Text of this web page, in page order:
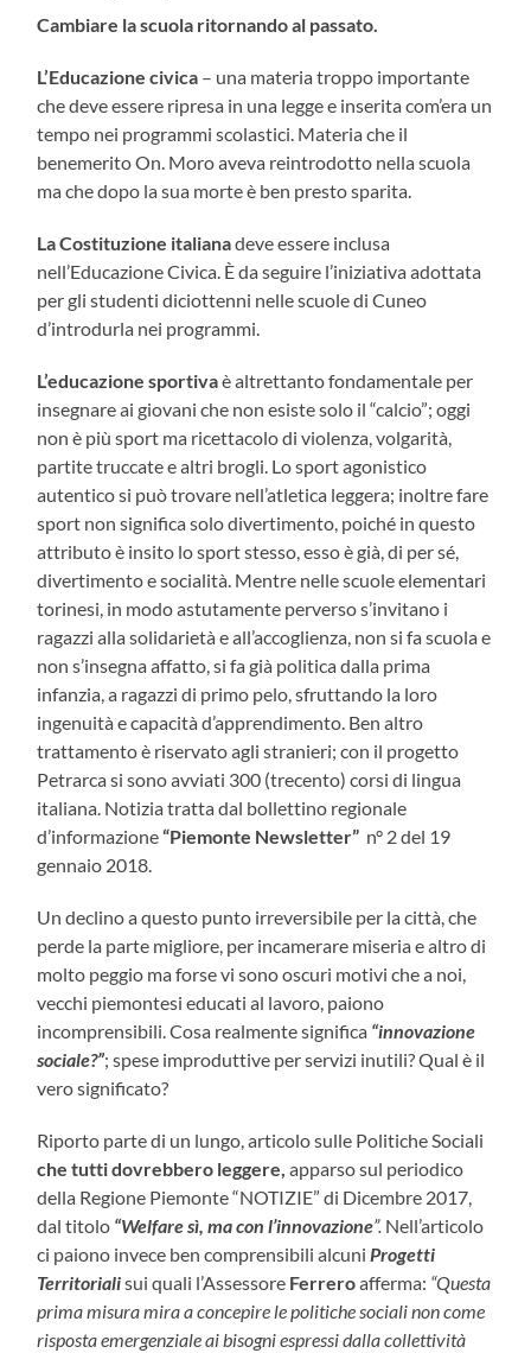
Cambiare la scuola ritornando al passato.
L’Educazione civica – una materia troppo importante
che deve essere ripresa in una legge e inserita com’era un
tempo nei programmi scolastici. Materia che il
benemerito On. Moro aveva reintrodotto nella scuola
ma che dopo la sua morte è ben presto sparita.
La Costituzione italianadeve essere inclusa
nell’Educazione Civica. È da seguire l’iniziativa adottata
per gli studenti diciottenni nelle scuole di Cuneo
d’introdurla nei programmi.
L’educazione sportivaè altrettanto fondamentale per
insegnare ai giovani che non esiste solo il “calcio”; oggi
non è più sport ma ricettacolo di violenza, volgarità,
partite truccate e altri brogli. Lo sport agonistico
autentico si può trovare nell’atletica leggera; inoltre fare
sport non significa solo divertimento, poiché in questo
attributo è insito lo sport stesso, esso è già, di per sé,
divertimento e socialità. Mentre nelle scuole elementari
torinesi, in modo astutamente perverso s’invitano i
ragazzi alla solidarietà e all’accoglienza, non si fa scuola e
non s’insegna affatto, si fa già politica dalla prima
infanzia, a ragazzi di primo pelo, sfruttando la loro
ingenuità e capacità d’apprendimento. Ben altro
trattamento è riservato agli stranieri; con il progetto
Petrarca si sono avviati 300 (trecento) corsi di lingua
italiana. Notizia tratta dal bollettino regionale
d’informazione“Piemonte Newsletter” n° 2 del 19
gennaio 2018.
Un declino a questo punto irreversibile per la città, che
perde la parte migliore, per incamerare miseria e altro di
molto peggio ma forse vi sono oscuri motivi che a noi,
vecchi piemontesi educati al lavoro, paiono
incomprensibili. Cosa realmente significa “innovazione
sociale?”; spese improduttive per servizi inutili? Qual è il
vero significato?
Riporto parte di un lungo, articolo sulle Politiche Sociali
che tutti dovrebbero leggere, apparso sul periodico
della Regione Piemonte “NOTIZIE” di Dicembre 2017,
dal titolo “Welfare sì, ma con l’innovazione”. Nell’articolo
ci paiono invece ben comprensibili alcuni Progetti
Territorialisui quali l’Assessore Ferreroafferma: “Questa
prima misura mira a concepire le politiche sociali non come
risposta emergenziale ai bisogni espressi dalla collettività